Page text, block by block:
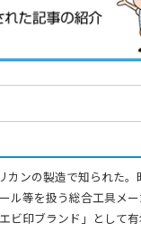
ンの製造で知られた
等を扱う総合工具メー
ビ印ブランド」として